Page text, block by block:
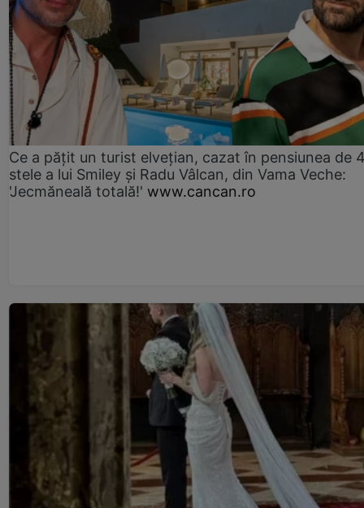
Ce a pățit un turist elvețian, cazat în pensiunea de
stele a lui Smiley și Radu Vâlcan, din Vama Veche:
'Jecmăneală totală!' www.cancan.ro